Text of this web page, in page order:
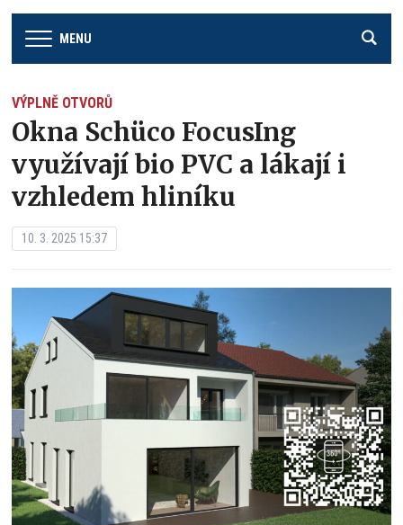
MENU
VÝPLNĚ OTVORŮ
Okna Schüco FocusIng
využívají bio PVC a lákají i
vzhledem hliníku
10. 3. 2025 15:37